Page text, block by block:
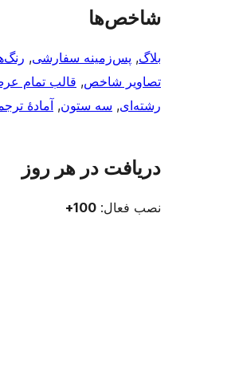
شاخص‌ها
بلاگ, پس‌زمینه سفارشی,
تصاویر شاخص, قالب تمام
رشته‌ای, سه ستون, آمادهٔ
دریافت در هر روز
نصب فعال: 100+